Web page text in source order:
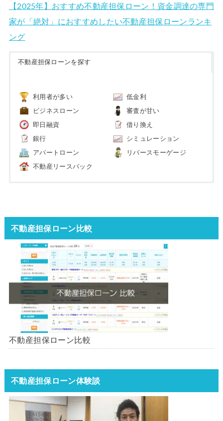
【2025年】おすすめ不動産担保ローン！資金調達の専門
家が「絶対」におすすめしたい不動産担保ローンランキ
ング
不動産担保ローンを探す
利用者が多い 低金利
ビジネスローン 審査が甘い
即日融資 借り換え
銀行 シミュレーション
アパートローン リバースモーゲージ
不動産リースバック
不動産担保ローン比較
不動産担保ローン比較
不動産担保ローン体験談